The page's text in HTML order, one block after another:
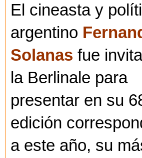
El cineasta y
argentino
Solanas fue
la Berlinale para
presentar en su
edición
a este año, su